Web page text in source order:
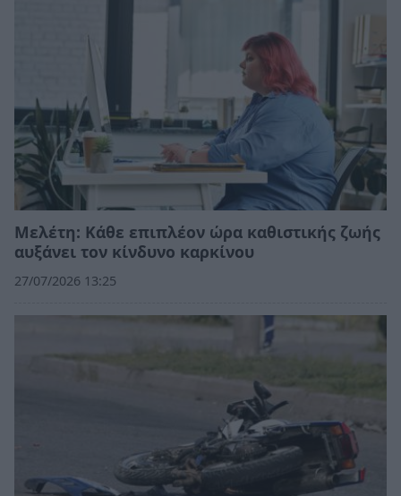
Μελέτη: Κάθε επιπλέον ώρα καθιστικής ζωής
αυξάνει τον κίνδυνο καρκίνου
27/07/2026 13:25